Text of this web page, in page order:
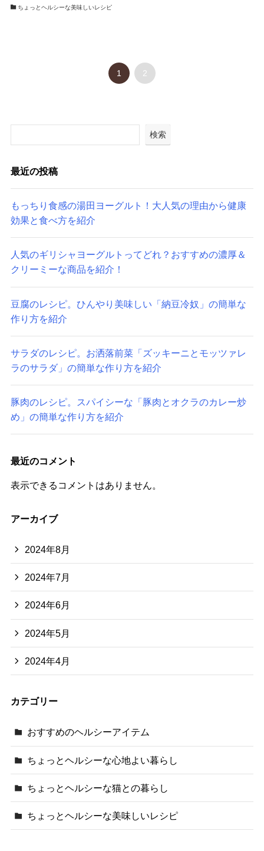
ちょっとヘルシーな美味しいレシピ
1 2
検索
最近の投稿
もっちり食感の湯田ヨーグルト！大人気の理由から健康
効果と食べ方を紹介
人気のギリシャヨーグルトってどれ？おすすめの濃厚＆
クリーミーな商品を紹介！
豆腐のレシピ。ひんやり美味しい「納豆冷奴」の簡単な
作り方を紹介
サラダのレシピ。お洒落前菜「ズッキーニとモッツァレ
ラのサラダ」の簡単な作り方を紹介
豚肉のレシピ。スパイシーな「豚肉とオクラのカレー炒
め」の簡単な作り方を紹介
最近のコメント
表示できるコメントはありません。
アーカイブ
2024年8月
2024年7月
2024年6月
2024年5月
2024年4月
カテゴリー
おすすめのヘルシーアイテム
ちょっとヘルシーな心地よい暮らし
ちょっとヘルシーな猫との暮らし
ちょっとヘルシーな美味しいレシピ